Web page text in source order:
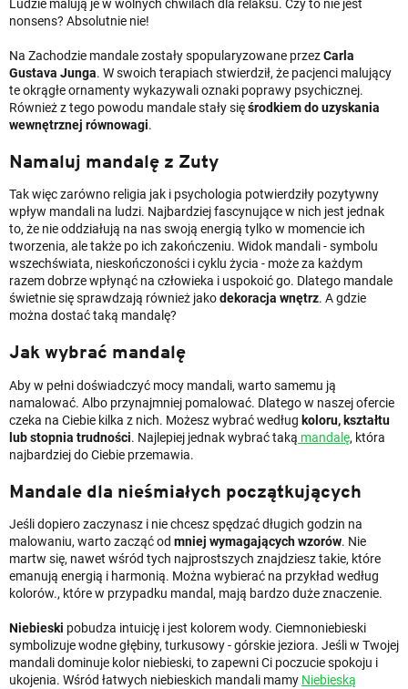
Ludzie malują je w wolnych chwilach dla relaksu. Czy to nie jest
nonsens? Absolutnie nie!
Na Zachodzie mandale zostały spopularyzowane przezCarla
Gustava Junga. W swoich terapiach stwierdził, że pacjenci malujący
te okrągłe ornamenty wykazywali oznaki poprawy psychicznej.
Również z tego powodu mandale stały sięśrodkiem do uzyskania
wewnętrznej równowagi.
Namaluj mandalę z Zuty
Tak więc zarówno religia jak i psychologia potwierdziły pozytywny
wpływ mandali na ludzi. Najbardziej fascynujące w nich jest jednak
to, że nie oddziałują na nas swoją energią tylko w momencie ich
tworzenia, ale także po ich zakończeniu. Widok mandali - symbolu
wszechświata, nieskończoności i cyklu życia - może za każdym
razem dobrze wpłynąć na człowieka i uspokoić go. Dlatego mandale
świetnie się sprawdzają również jakodekoracja wnętrz. A gdzie
można dostać taką mandalę?
Jak wybrać mandalę
Aby w pełni doświadczyć mocy mandali, warto samemu ją
namalować. Albo przynajmniej pomalować. Dlatego w naszej ofercie
czeka na Ciebie kilka z nich. Możesz wybrać według koloru, kształtu
lub stopnia trudności. Najlepiej jednak wybrać taką mandalę, która
najbardziej do Ciebie przemawia.
Mandale dla nieśmiałych początkujących
Jeśli dopiero zaczynasz i nie chcesz spędzać długich godzin na
malowaniu, warto zacząć od mniej wymagających wzorów. Nie
martw się, nawet wśród tych najprostszych znajdziesz takie, które
emanują energią i harmonią. Można wybierać na przykład według
kolorów., które w przypadku mandal, mają bardzo duże znaczenie.
Niebieski pobudza intuicję i jest kolorem wody. Ciemnoniebieski
symbolizuje wodne głębiny, turkusowy - górskie jeziora. Jeśli w Twojej
mandali dominuje kolor niebieski, to zapewni Ci poczucie spokoju i
ukojenia. Wśród łatwych niebieskich mandali mamy Niebieską